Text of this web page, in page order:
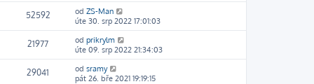
52592 od ZS-Man
úte 30. srp 2022 17:01:03
21977 od prikrylm
úte 09. srp 2022 21:34:03
29041 od sramy
pát 26. bře 2021 19:19:15